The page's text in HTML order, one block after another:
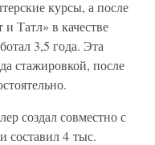
курсы, а после
Татл» в качестве
3,5 года. Эта
стажировкой, после
создал совместно с
составил 4 тыс.